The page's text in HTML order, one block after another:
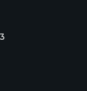
при
средствах